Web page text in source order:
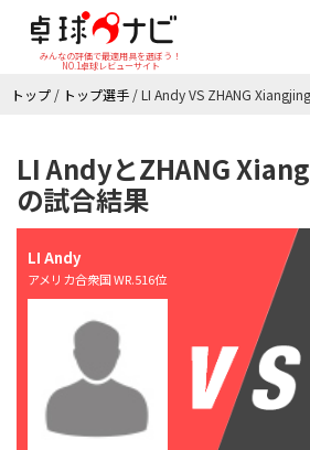
みんなの評価で最適用具を選ぼう！
NO.1卓球レビューサイト
トップ / トップ選手 /LI Andy VS ZHANG
LI AndyとZHANG
の試合結果
LI Andy
アメリカ合衆国 WR.516位